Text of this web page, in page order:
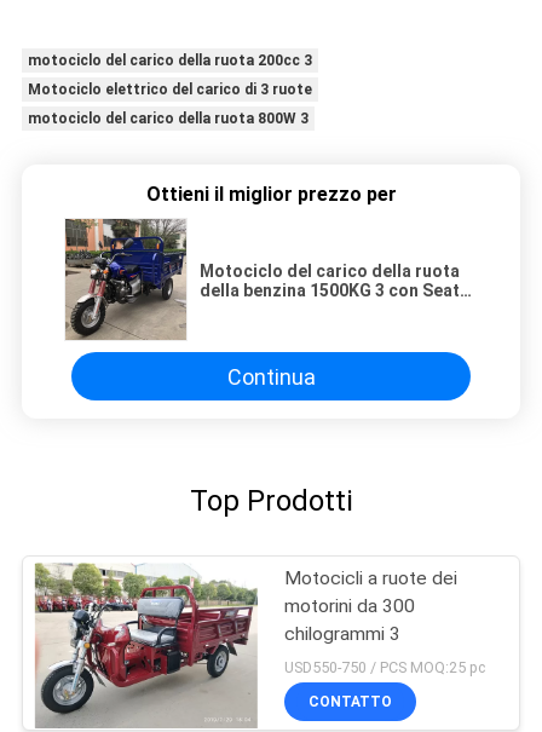
motociclo del carico della ruota 200cc 3
Motociclo elettrico del carico di 3 ruote
motociclo del carico della ruota 800W 3
Ottieni il miglior prezzo per
Motociclo del carico della ruota
della benzina 1500KG 3 con Seat
Continua
Top Prodotti
Motocicli a ruote dei
motorini da 300
chilogrammi 3
USD550-750 / PCS MOQ:25 pc
CONTATTO